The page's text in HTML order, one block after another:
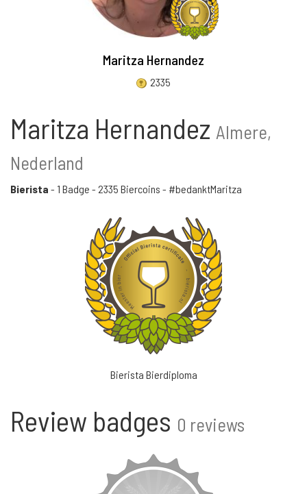
Maritza Hernandez
2335
Maritza Hernandez Almere,
Nederland
Bierista - 1 Badge - 2335 Biercoins - #bedanktMaritza
Bierista Bierdiploma
Review badges 0 reviews